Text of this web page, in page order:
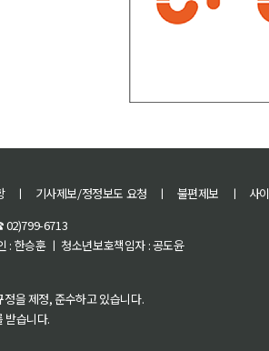
ㅣ 기사제보/정정보도 요청 ㅣ 불편제보 ㅣ
사
02)799-6713
: 한승훈 ㅣ 청소년보호책임자 : 공도윤
정을 제정, 준수하고 있습니다.
받습니다.